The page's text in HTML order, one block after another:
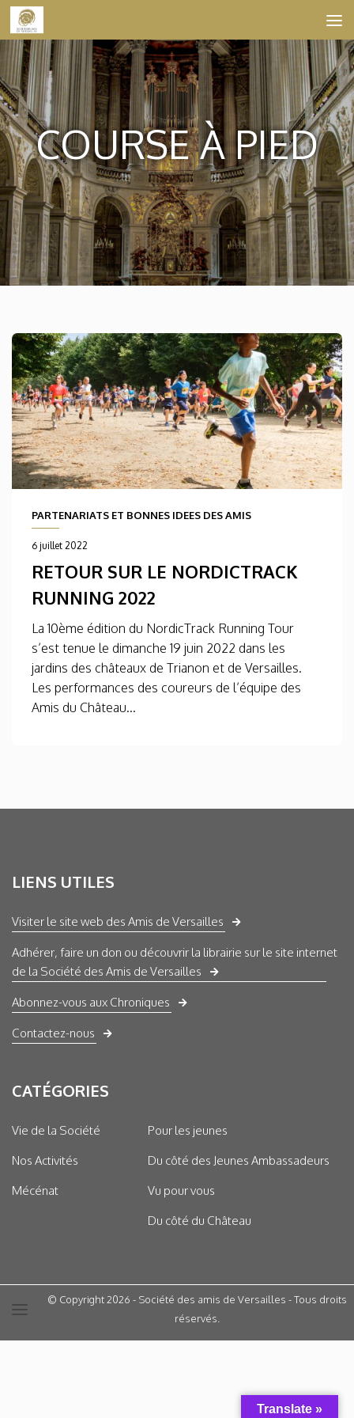
Skip to content
COURSE À PIED
PARTENARIATS ET BONNES IDEES DES AMIS
6 juillet 2022
RETOUR SUR LE NORDICTRACK
RUNNING 2022
La 10ème édition du NordicTrack Running Tour
s’est tenue le dimanche 19 juin 2022 dans les
jardins des châteaux de Trianon et de Versailles.
Les performances des coureurs de l’équipe des
Amis du Château...
LIENS UTILES
Visiter le site web des Amis de Versailles
Adhérer, faire un don ou découvrir la librairie sur le site internet
de la Société des Amis de Versailles
Abonnez-vous aux Chroniques
Contactez-nous
CATÉGORIES
Vie de la Société
Nos Activités
Mécénat
Pour les jeunes
Du côté des Jeunes Ambassadeurs
Vu pour vous
Du côté du Château
© Copyright 2026 - Société des amis de Versailles - Tous droits
réservés.
Translate »